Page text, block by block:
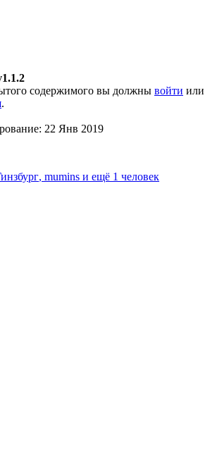
содержимого вы должны войти или
.
22 Янв 2019
, mumins и ещё 1 человек